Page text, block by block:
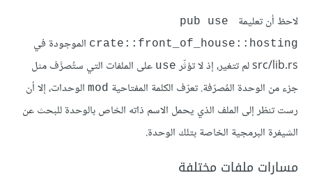
لاحظ أن تعليمة
pub use
crate::front_of_house::hosting الموجودة في
src/lib.rs لم تتغير، إذ لا تؤثّر
use على الملفات التي ستُصرَّف مثل
جزء من الوحدة المُصرّفة. تعرّف الكلمة المفتاحية mod الوحدات، إلا أن
رست تنظر إلى الملف الذي يحمل الاسم ذاته الخاص بالوحدة للبحث عن
الشيفرة البرمجية الخاصة بتلك الوحدة.
مسارات ملفات مختلفة